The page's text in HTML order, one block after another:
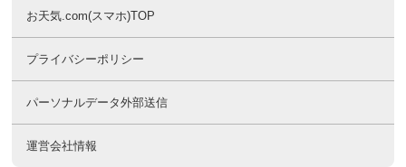
お天気.com(スマホ)TOP
プライバシーポリシー
パーソナルデータ外部送信
運営会社情報